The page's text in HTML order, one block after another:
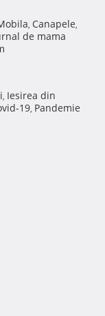
, Canapele,
de mama
, Iesirea din
19, Pandemie